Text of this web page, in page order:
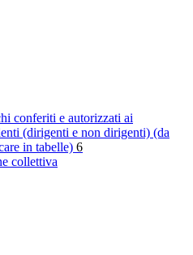
conferiti e autorizzati ai
(dirigenti e non dirigenti) (da
in tabelle) 6
collettiva